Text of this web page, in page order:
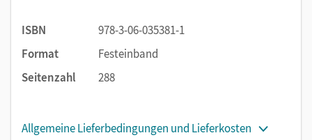
Alternative zum Checkpoint im gedruckten Buch.
Wir empfehlen die Nutzung aller digitalen Angebote auf
ISBN
978-3-06-035381-1
Format
Festeinband
Seitenzahl
288
Allgemeine Lieferbedingungen und Lieferkosten